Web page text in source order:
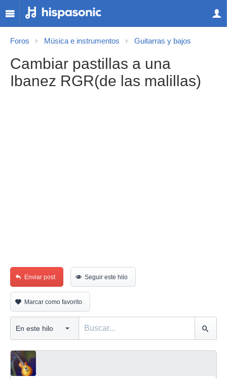
Foros Música e instrumentos Guitarras y bajos
Cambiar pastillas a una
Ibanez RGR(de las malillas)
Enviar post Seguir este hilo
Marcar como favorito